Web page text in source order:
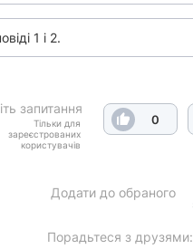
1 і 2.
запитання
Тільки для
зареєстрованих
користувачів
0
Додати до обраного
Порадьтеся з друзями: